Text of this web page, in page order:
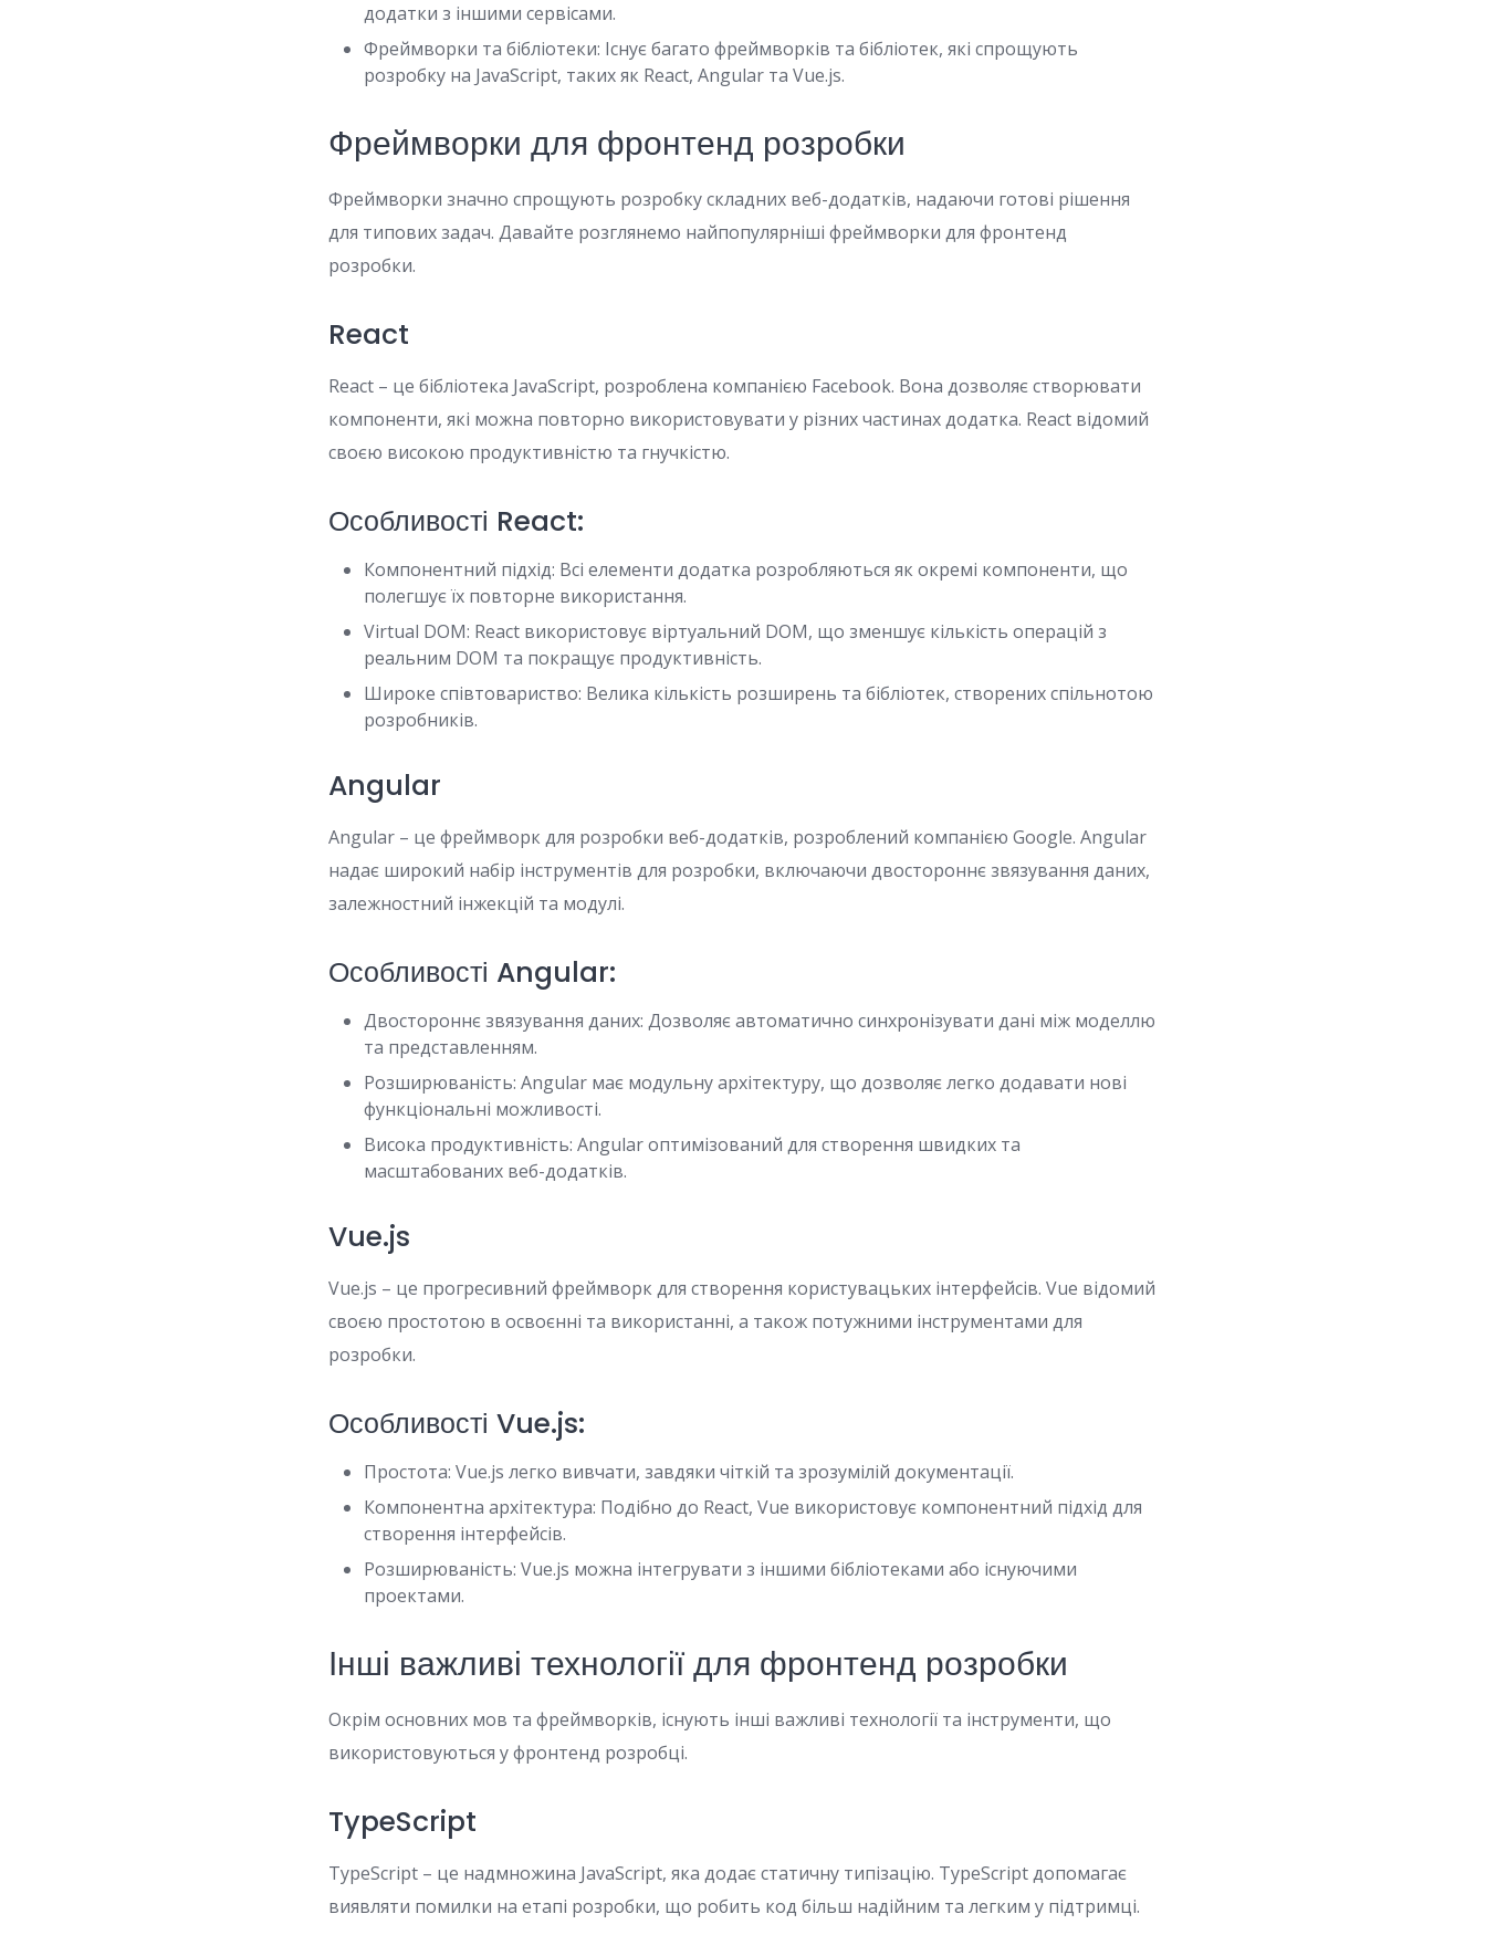
додатки з іншими сервісами.
Фреймворки та бібліотеки: Існує багато фреймворків та бібліотек, які спрощують
розробку на JavaScript, таких як React, Angular та Vue.js.
Фреймворки для фронтенд розробки
Фреймворки значно спрощують розробку складних веб-додатків, надаючи готові рішення
для типових задач. Давайте розглянемо найпопулярніші фреймворки для фронтенд
розробки.
React
React – це бібліотека JavaScript, розроблена компанією Facebook. Вона дозволяє створювати
компоненти, які можна повторно використовувати у різних частинах додатка. React відомий
своєю високою продуктивністю та гнучкістю.
Особливості React:
Компонентний підхід: Всі елементи додатка розробляються як окремі компоненти, що
полегшує їх повторне використання.
Virtual DOM: React використовує віртуальний DOM, що зменшує кількість операцій з
реальним DOM та покращує продуктивність.
Широке співтовариство: Велика кількість розширень та бібліотек, створених спільнотою
розробників.
Angular
Angular – це фреймворк для розробки веб-додатків, розроблений компанією Google. Angular
надає широкий набір інструментів для розробки, включаючи двостороннє звязування даних,
залежностний інжекцій та модулі.
Особливості Angular:
Двостороннє звязування даних: Дозволяє автоматично синхронізувати дані між моделлю
та представленням.
Розширюваність: Angular має модульну архітектуру, що дозволяє легко додавати нові
функціональні можливості.
Висока продуктивність: Angular оптимізований для створення швидких та
масштабованих веб-додатків.
Vue.js
Vue.js – це прогресивний фреймворк для створення користувацьких інтерфейсів. Vue відомий
своєю простотою в освоєнні та використанні, а також потужними інструментами для
розробки.
Особливості Vue.js:
Простота: Vue.js легко вивчати, завдяки чіткій та зрозумілій документації.
Компонентна архітектура: Подібно до React, Vue використовує компонентний підхід для
створення інтерфейсів.
Розширюваність: Vue.js можна інтегрувати з іншими бібліотеками або існуючими
проектами.
Інші важливі технології для фронтенд розробки
Окрім основних мов та фреймворків, існують інші важливі технології та інструменти, що
використовуються у фронтенд розробці.
TypeScript
TypeScript – це надмножина JavaScript, яка додає статичну типізацію. TypeScript допомагає
виявляти помилки на етапі розробки, що робить код більш надійним та легким у підтримці.